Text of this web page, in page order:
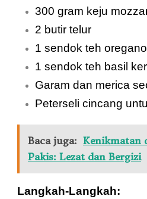
300 gram keju
2 butir telur
1 sendok teh
1 sendok teh basil
Garam dan merica
Peterseli cincang
Baca juga: Kenikmatan
Pakis: Lezat dan Bergizi
Langkah-Langkah: